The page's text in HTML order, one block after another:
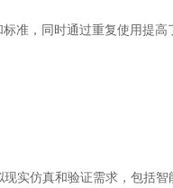
准，同时通过重复使用提高
实仿真和验证需求，包括